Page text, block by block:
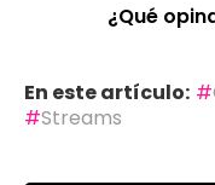
¿Qué
En este artículo:
Streams